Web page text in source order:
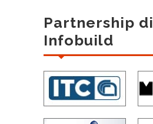
Partnership di
Infobuild